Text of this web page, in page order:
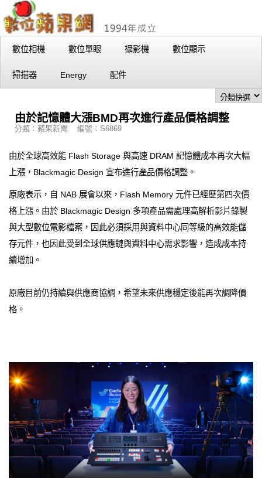
數位相機 數位單眼 攝影機 數位顯示
掃描器 Energy 配件
由於記憶體大漲BMD再次進行產品價格調整
分類：蘋果新聞 編號：S6869
由於全球高效能 Flash Storage 與高速 DRAM 記憶體成本再次大幅
上漲，Blackmagic Design 宣布進行產品價格調整。
原廠表示，自 NAB 展會以來，Flash Memory 元件已經歷第四次價
格上漲。由於 Blackmagic Design 多項產品需處理高解析影片錄製
與大型數位電影檔案，因此必須採用與資料中心同等級的高效能儲
存元件，也因此受到全球供應鏈與資料中心需求影響，造成成本持
續增加。
原廠目前仍持續與供應商協調，希望未來供應穩定後能再次調降價
格。